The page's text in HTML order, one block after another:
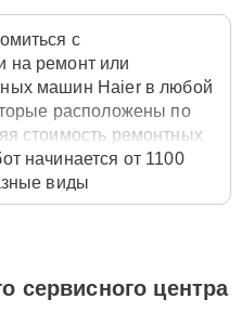
с
на ремонт или
машин Haier в любой
расположены по
стоимость ремонтных
начинается от 1100
виды
Полную
расчета итоговой
машины
сервисного центра